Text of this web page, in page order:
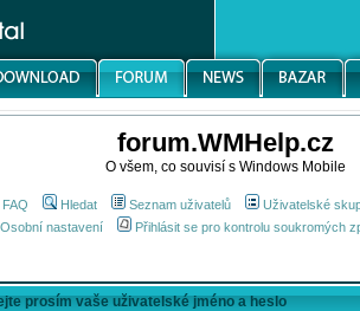
forum.WMHelp.cz
O všem, co souvisí s Windows Mobile
FAQ Hledat Seznam uživatelů Uživatelské
Osobní nastavení
Přihlásit se pro kontrolu soukromých
prosím vaše uživatelské jméno a heslo